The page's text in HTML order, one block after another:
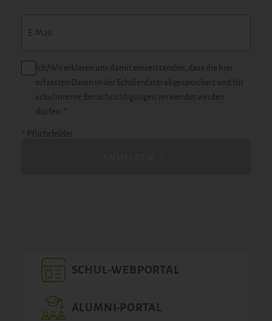
Ich/Wir erklären uns damit einverstanden, dass die hier
erfassten Daten in der Schülerdatei abgespeichert und für
schulinterne Benachrichtigungen verwendet werden
dürfen. *
* Pflichtfelder
SCHUL-WEBPORTAL
ALUMNI-PORTAL